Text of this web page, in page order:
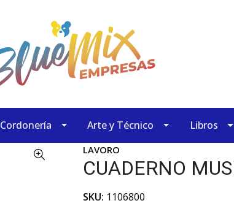
Cordonería Arte y Técnico Libros
LAVORO
CUADERNO
SKU: 1106800